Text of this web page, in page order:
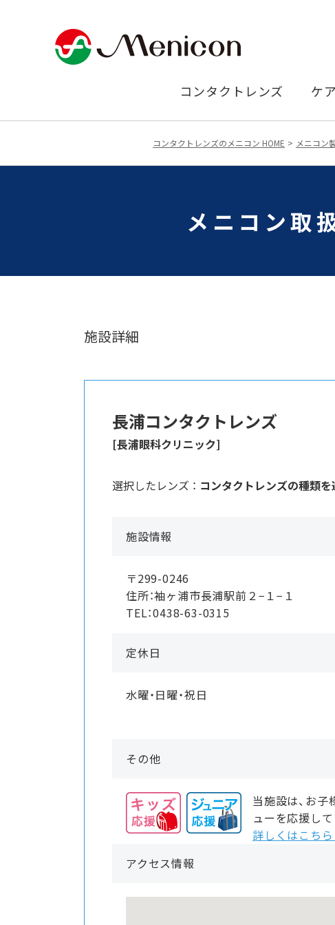
コンタクトレンズ ケ
コンタクトレンズのメニコン HOME メニコン
メニコン取
施設詳細
長浦コンタクトレンズ
[長浦眼科クリニック]
選択したレンズ ： コンタクトレンズの種類
施設情報
〒299-0246
住所：袖ヶ浦市長浦駅前２−１−１
TEL：0438-63-0315
定休日
水曜・日曜・祝日
その他
当施設は、お
ューを応援して
詳しくはこちら
アクセス情報